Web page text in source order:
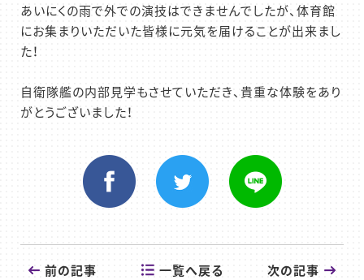
あいにくの雨で外での演技はできませんでしたが、体育館
にお集まりいただいた皆様に元気を届けることが出来まし
た！
自衛隊艦の内部見学もさせていただき、貴重な体験をあり
がとうございました！
前の記事 一覧へ戻る 次の記事